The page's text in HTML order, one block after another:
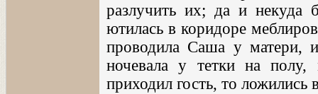
разлучить их; да и некуда
ютилась в коридоре
проводила Саша у матери,
ночевала у тетки на
приходил гость, то ложились